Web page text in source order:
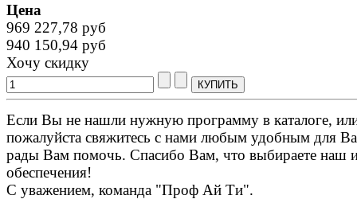
Цена
969 227,78 руб
940 150,94 руб
Хочу скидку
Если Вы не нашли нужную программу в каталоге,
пожалуйста свяжитесь с нами любым удобным для
рады Вам помочь. Спасибо Вам, что выбираете наш
обеспечения!
С уважением, команда "Проф Ай Ти".